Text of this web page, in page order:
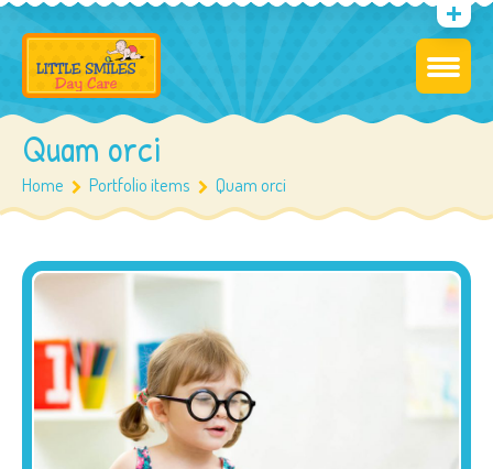
Quam orci
Home Portfolio items Quam orci